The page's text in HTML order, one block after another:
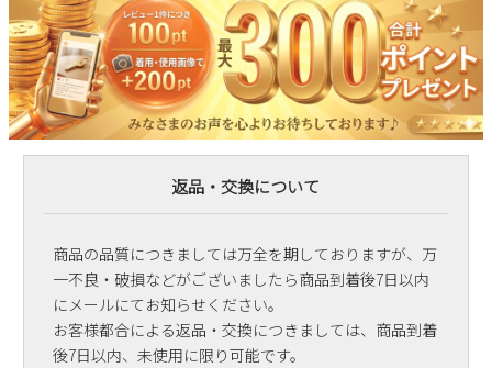
返品・交換について
商品の品質につきましては万全を期しておりますが、万
一不良・破損などがございましたら商品到着後7日以内
にメールにてお知らせください。
お客様都合による返品・交換につきましては、商品到着
後7日以内、未使用に限り可能です。